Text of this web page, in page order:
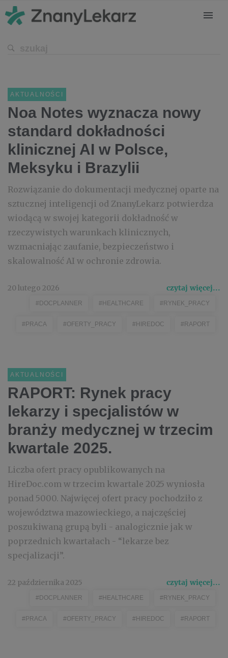
AKTUALNOŚCI
Noa Notes wyznacza nowy
standard dokładności
klinicznej AI w Polsce,
Meksyku i Brazylii
Rozwiązanie do dokumentacji medycznej oparte na
sztucznej inteligencji od ZnanyLekarz potwierdza
wiodącą w swojej kategorii dokładność w
rzeczywistych warunkach klinicznych,
wzmacniając zaufanie, bezpieczeństwo i
skalowalność AI w ochronie zdrowia.
20 lutego 2026 czytaj więcej...
#DOCPLANNER #HEALTHCARE #RYNEK_PRACY
#PRACA #OFERTY_PRACY #HIREDOC #RAPORT
AKTUALNOŚCI
RAPORT: Rynek pracy
lekarzy i specjalistów w
branży medycznej w trzecim
kwartale 2025.
Liczba ofert pracy opublikowanych na
HireDoc.com w trzecim kwartale 2025 wyniosła
ponad 5000. Najwięcej ofert pracy pochodziło z
województwa mazowieckiego, a najczęściej
poszukiwaną grupą byli - analogicznie jak w
poprzednich kwartałach - “lekarze bez
specjalizacji”.
22 października 2025 czytaj więcej...
#DOCPLANNER #HEALTHCARE #RYNEK_PRACY
#PRACA #OFERTY_PRACY #HIREDOC #RAPORT